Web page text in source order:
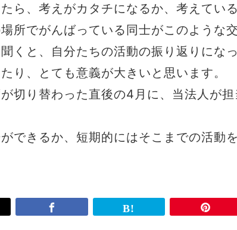
たら、考えがカタチになるか、考えて
所でがんばっている同士がこのような
くと、自分たちの活動の振り返りにな
り、とても意義が大きいと思います。
切り替わった直後の4月に、当法人が
できるか、短期的にはそこまでの活動